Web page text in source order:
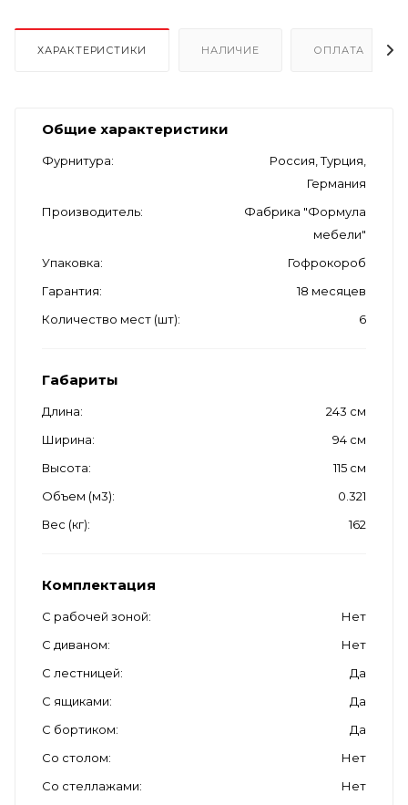
ХАРАКТЕРИСТИКИ НАЛИЧИЕ ОПЛАТА
Общие характеристики
Фурнитура
Россия, Турция,
Германия
Производитель
Фабрика "Формула
мебели"
Упаковка
Гофрокороб
Гарантия
18 месяцев
Количество мест (шт)
6
Габариты
Длина
243 см
Ширина
94 см
Высота
115 см
Объем (м3)
0.321
Вес (кг)
162
Комплектация
С рабочей зоной
Нет
С диваном
Нет
С лестницей
Да
С ящиками
Да
С бортиком
Да
Со столом
Нет
Со стеллажами
Нет